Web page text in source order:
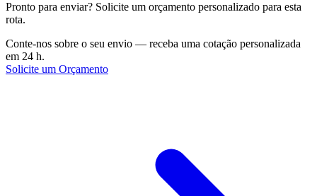
Pronto para enviar? Solicite um orçamento personalizado para esta
rota.
Conte-nos sobre o seu envio — receba uma cotação personalizada
em 24 h.
Solicite um Orçamento